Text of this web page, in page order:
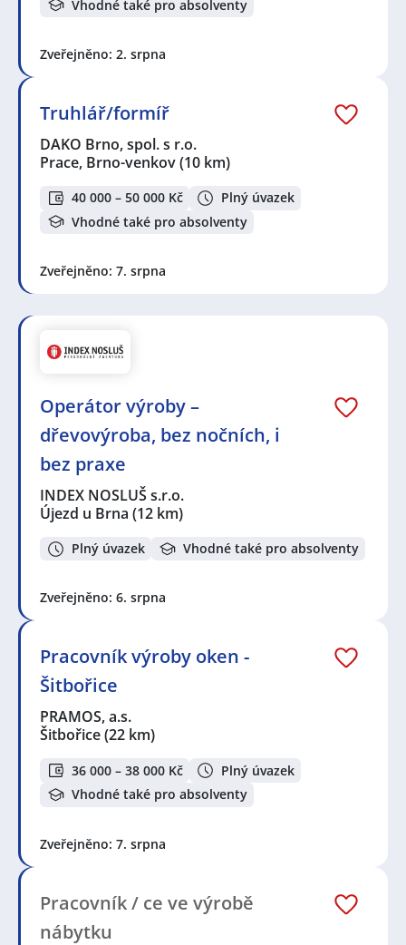
Vhodné také pro absolventy
Zveřejněno: 2. srpna
Truhlář/formíř
DAKO Brno, spol. s r.o.
Prace, Brno-venkov(10 km)
40 000 – 50 000 Kč
Plný úvazek
Vhodné také pro absolventy
Zveřejněno: 7. srpna
Operátor výroby –
dřevovýroba, bez nočních, i
bez praxe
INDEX NOSLUŠ s.r.o.
Újezd u Brna (12 km)
Plný úvazek Vhodné také pro absolventy
Zveřejněno: 6. srpna
Pracovník výroby oken -
Šitbořice
PRAMOS, a.s.
Šitbořice(22 km)
36 000 – 38 000 Kč
Plný úvazek
Vhodné také pro absolventy
Zveřejněno: 7. srpna
Pracovník / ce ve výrobě
nábytku